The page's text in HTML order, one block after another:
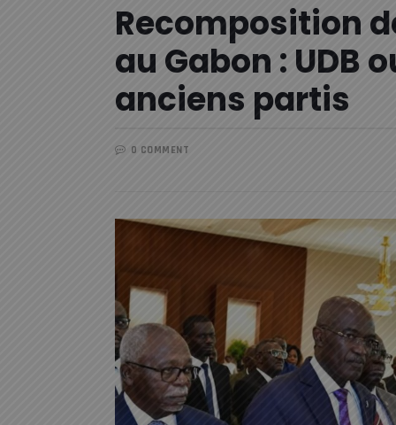
Recomposition
au Gabon : UDB
anciens partis
0 COMMENT